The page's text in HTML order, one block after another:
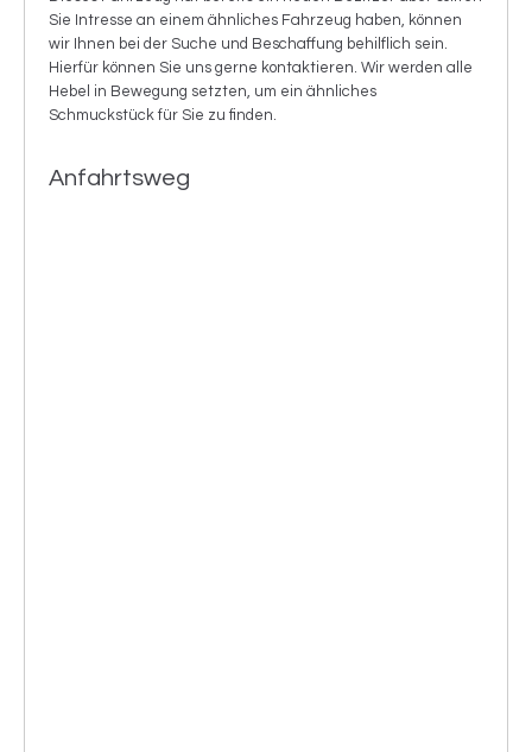
Sie Intresse an einem ähnliches Fahrzeug haben, können
wir Ihnen bei der Suche und Beschaffung behilflich sein.
Hierfür können Sie uns gerne kontaktieren. Wir werden alle
Hebel in Bewegung setzten, um ein ähnliches
Schmuckstück für Sie zu finden.
Anfahrtsweg